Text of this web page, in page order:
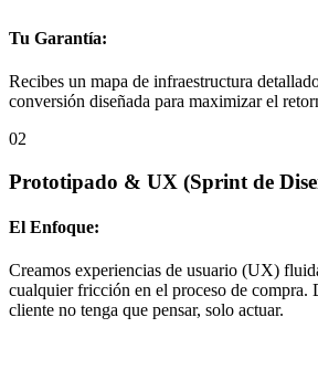
Tu Garantía:
Recibes un mapa de infraestructura
conversión diseñada para maximizar el
02
Prototipado & UX (Sprint de
El Enfoque:
Creamos experiencias de usuario (UX)
cualquier fricción en el proceso de compra.
cliente no tenga que pensar, solo actuar.